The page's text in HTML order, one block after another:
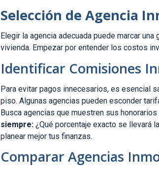
Selección de Agencia
Elegir la agencia adecuada puede marcar
vivienda. Empezar por entender los costos
Identificar Comisiones
Para evitar pagos innecesarios, es esencial
piso. Algunas agencias pueden esconder
Busca agencias que muestren sus
siempre: ¿Qué porcentaje exacto se llevará
planear mejor tus finanzas.
Comparar Agencias